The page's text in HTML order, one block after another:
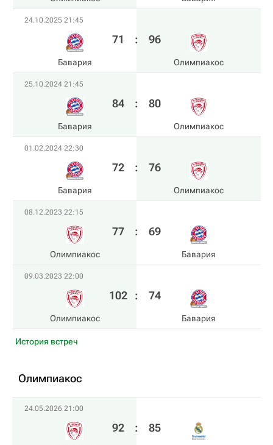
24.10.2025 21:45
Бавария
71 : 96
Олимпиакос
25.10.2024 21:45
Бавария
84 : 80
Олимпиакос
01.02.2024 22:30
Бавария
72 : 76
Олимпиакос
08.12.2023 22:15
Олимпиакос
77 : 69
Бавария
09.03.2023 22:00
Олимпиакос
102 : 74
Бавария
История встреч
Олимпиакос
24.05.2026 21:00
92 : 85